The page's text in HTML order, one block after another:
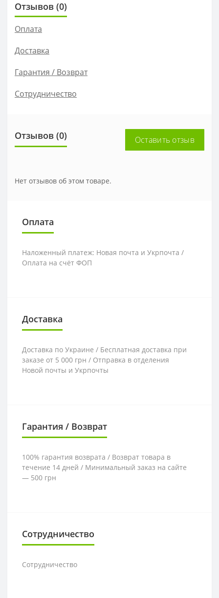
Отзывов (0)
Оплата
Доставка
Гарантия / Возврат
Сотрудничество
Отзывов (0) Оставить отзыв
Нет отзывов об этом товаре.
Оплата
Наложенный платеж: Новая почта и Укрпочта /
Оплата на счёт ФОП
Доставка
Доставка по Украине / Бесплатная доставка при
заказе от 5 000 грн / Отправка в отделения
Новой почты и Укрпочты
Гарантия / Возврат
100% гарантия возврата / Возврат товара в
течение 14 дней / Минимальный заказ на сайте
— 500 грн
Сотрудничество
Сотрудничество